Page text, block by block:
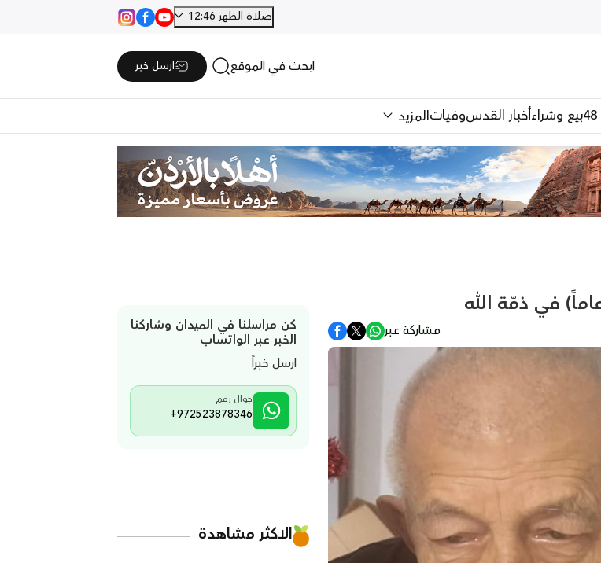
صلاة الظهر 12:46
ابحث في الموقع ارسل خبر
بيع وشراءأخبار القدسوفياتالمزيد
مشاركة عبر كن مراسلنا في الميدان وشاركنا
الخبر عبر الواتساب
ارسل خبراً
جوال رقم
+972523878346
الاكثر مشاهدة